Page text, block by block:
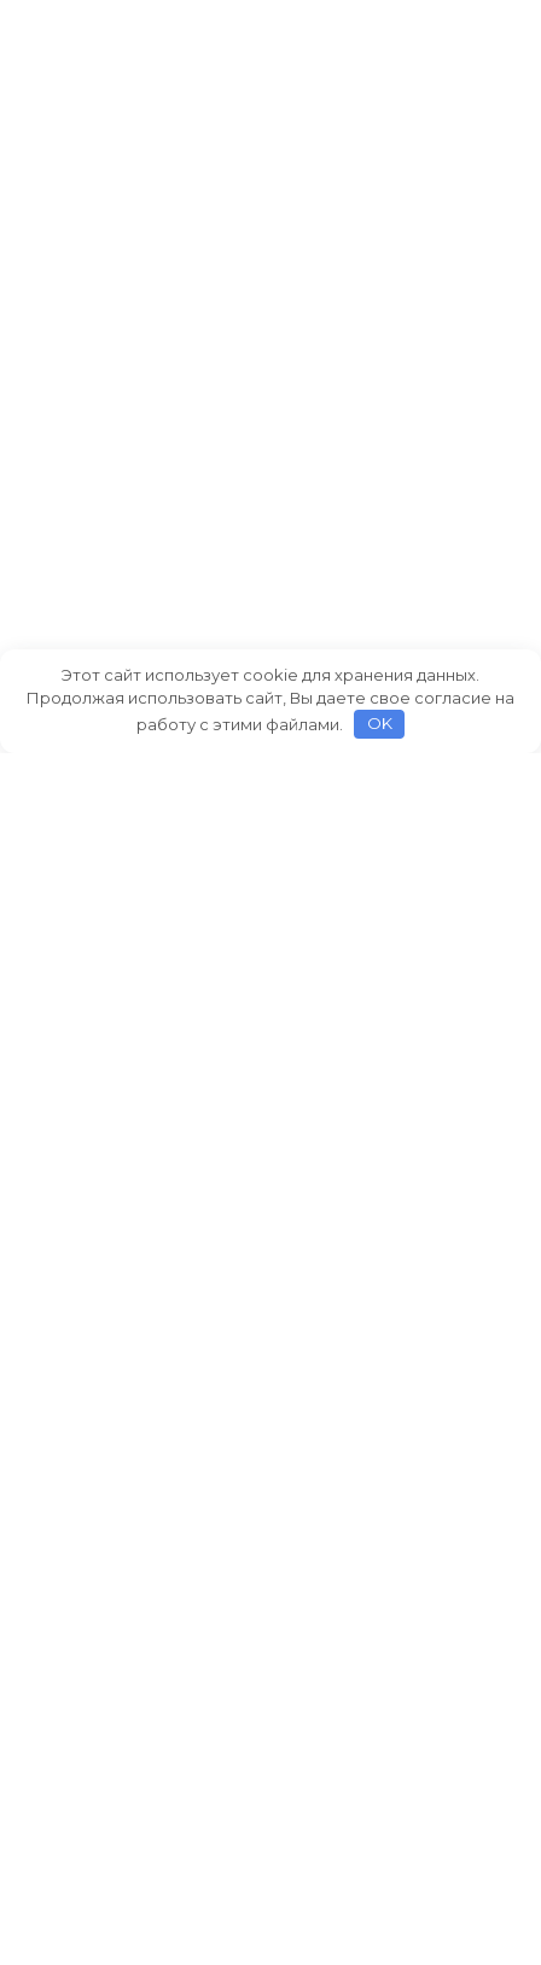
Этот сайт использует cookie для хранения данных.
Продолжая использовать сайт, Вы даете свое согласие на
работу с этими файлами.
OK